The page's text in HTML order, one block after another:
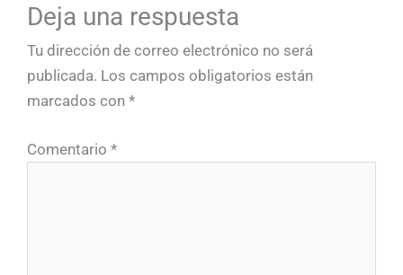
Deja una respuesta
Tu dirección de correo electrónico no será
publicada. Los campos obligatorios están
marcados con *
Comentario *